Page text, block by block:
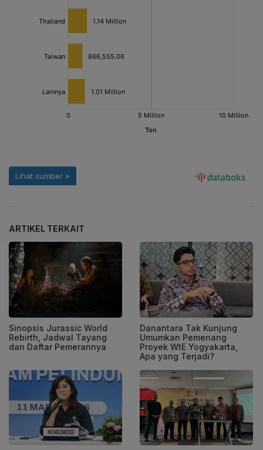
ARTIKEL TERKAIT
Sinopsis Jurassic World
Rebirth, Jadwal Tayang
dan Daftar Pemerannya
Danantara Tak Kunjung
Umumkan Pemenang
Proyek WtE Yogyakarta,
Apa yang Terjadi?